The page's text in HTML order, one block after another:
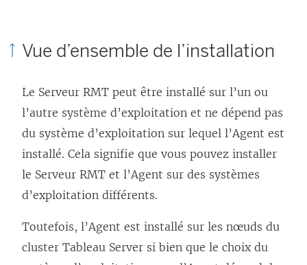
Vue d’ensemble de l’installation
Le Serveur RMT peut être installé sur l’un ou
l’autre système d’exploitation et ne dépend pas
du système d’exploitation sur lequel l’Agent est
installé. Cela signifie que vous pouvez installer
le Serveur RMT et l’Agent sur des systèmes
d’exploitation différents.
Toutefois, l’Agent est installé sur les nœuds du
cluster Tableau Server si bien que le choix du